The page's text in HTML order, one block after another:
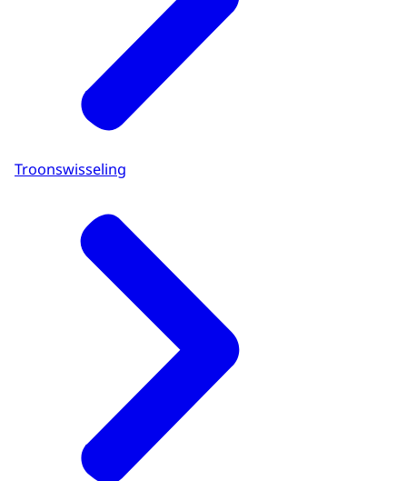
Troonswisseling